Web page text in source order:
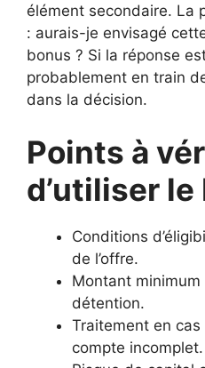
élément secondaire. La
: aurais-je envisagé
bonus ? Si la réponse
probablement en train
dans la décision.
Points à
d’utiliser le
Conditions
de l’offre.
Montant
détention.
Traitement en
compte incomplet.